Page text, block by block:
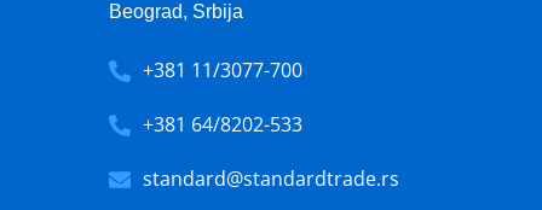
Beograd, Srbija
+381 11/3077-700
+381 64/8202-533
standard@standardtrade.rs